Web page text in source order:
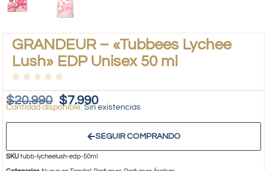
GRANDEUR – «Tubbees Lychee
Lush» EDP Unisex 50 ml
$20.990 $7.990Sin existencias
SEGUIR COMPRANDO
SKUtubb-lycheelush-edp-50ml